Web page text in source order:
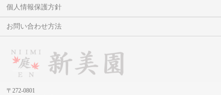
個人情報保護方針
お問い合わせ方法
〒272-0801